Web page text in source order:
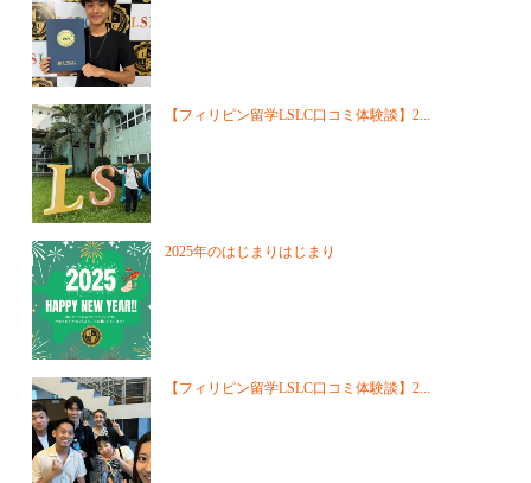
【フィリピン留学LSLC口コミ体験談】2...
2025年のはじまりはじまり
【フィリピン留学LSLC口コミ体験談】2...